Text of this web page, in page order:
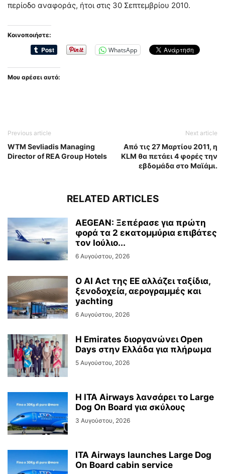
περίοδο αναφοράς, ήτοι στις 30 Σεπτεμβρίου 2010.
Κοινοποιήστε:
WhatsApp
Μου αρέσει αυτό:
Previous article
WTM Sevliadis Managing
Director of REA Group Hotels
Next article
Από τις 27 Μαρτίου 2011, η
KLM θα πετάει 4 φορές την
εβδομάδα στο Μαϊάμι.
RELATED ARTICLES
AEGEAN: Ξεπέρασε για πρώτη
φορά τα 2 εκατομμύρια επιβάτες
τον Ιούλιο...
6 Αυγούστου, 2026
Ο AI Act της ΕΕ αλλάζει ταξίδια,
ξενοδοχεία, αερογραμμές και
yachting
6 Αυγούστου, 2026
Η Emirates διοργανώνει Open
Days στην Ελλάδα για πλήρωμα
5 Αυγούστου, 2026
Η ITA Airways λανσάρει το Large
Dog On Board για σκύλους
3 Αυγούστου, 2026
ITA Airways launches Large Dog
On Board cabin service